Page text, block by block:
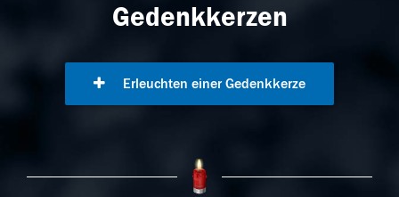
Gedenkkerzen
Erleuchten einer Gedenkkerze